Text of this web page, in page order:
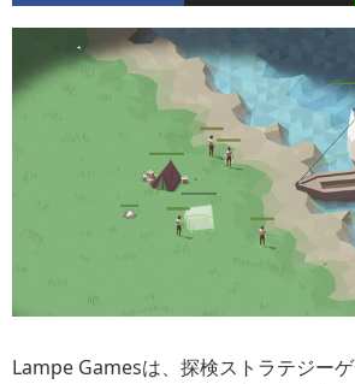
Lampe Gamesは、探検ストラテジー